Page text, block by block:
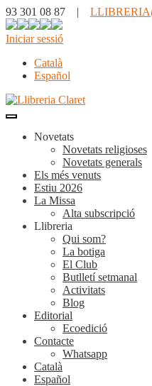
93 301 08 87 |
Iniciar sessió
Català
Español
Novetats
Novetats religioses
Novetats generals
Els més venuts
Estiu 2026
La Missa
Alta subscripció
Llibreria
Qui som?
La botiga
El Club
Butlletí setmanal
Activitats
Blog
Editorial
Ecoedició
Contacte
Whatsapp
Català
Español